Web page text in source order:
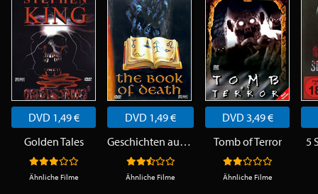
DVD 1,49 €
Golden Tales
Ähnliche Filme
DVD 1,49 €
Geschichten aus der Schattenwelt - The Book of Death
Ähnliche Filme
DVD 3,49 €
Tomb of Terror
Ähnliche Filme
5